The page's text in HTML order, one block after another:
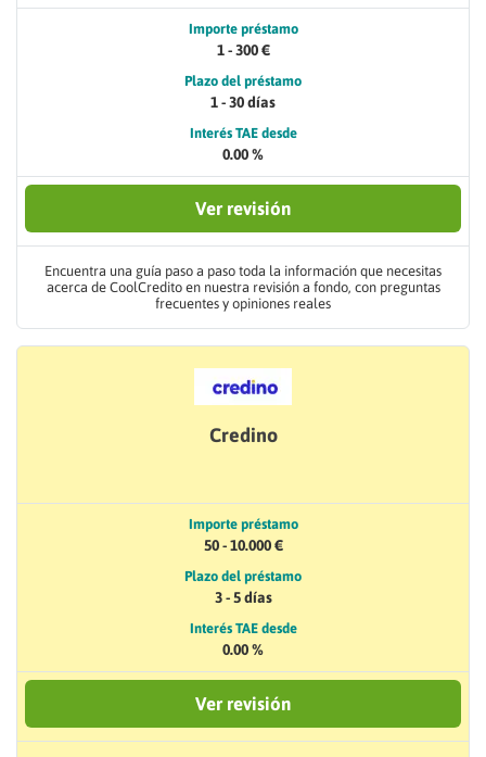
Importe préstamo
1 - 300 €
Plazo del préstamo
1 - 30 días
Interés TAE desde
0.00 %
Ver revisión
Encuentra una guía paso a paso toda la información que necesitas
acerca de CoolCredito en nuestra revisión a fondo, con preguntas
frecuentes y opiniones reales
Credino
Importe préstamo
50 - 10.000 €
Plazo del préstamo
3 - 5 días
Interés TAE desde
0.00 %
Ver revisión